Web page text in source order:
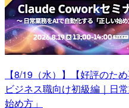
【8/19（水）】【好評のた
ビジネス職向け初級編｜日
始め方」